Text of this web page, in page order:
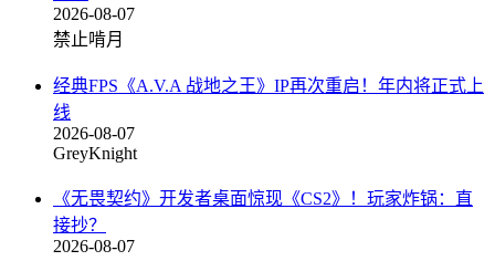
2026-08-07
禁止啃月
经典FPS《A.V.A 战地之王》IP再次重启！年内将正式上
线
2026-08-07
GreyKnight
《无畏契约》开发者桌面惊现《CS2》！玩家炸锅：直
接抄？
2026-08-07